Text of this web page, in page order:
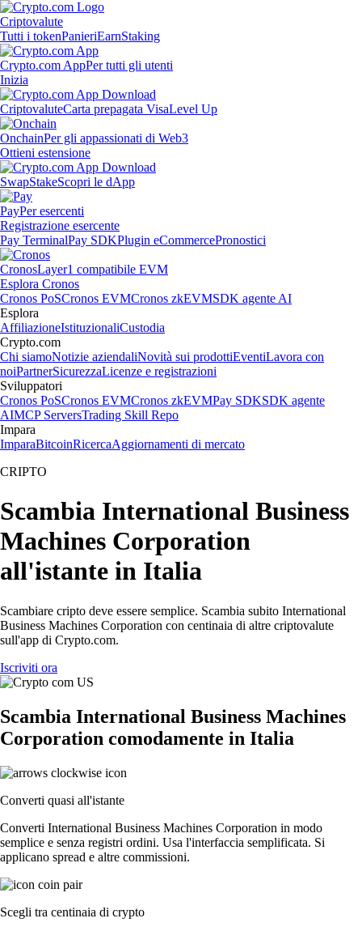
Criptovalute
Tutti i tokenPanieriEarnStaking
Crypto.com AppPer tutti gli utenti
Inizia
CriptovaluteCarta prepagata VisaLevel Up
OnchainPer gli appassionati di Web3
Ottieni estensione
SwapStakeScopri le dApp
PayPer esercenti
Registrazione esercente
Pay TerminalPay SDKPlugin eCommercePronostici
CronosLayer1 compatibile EVM
Esplora Cronos
Cronos PoSCronos EVMCronos zkEVMSDK agente AI
Esplora
AffiliazioneIstituzionaliCustodia
Crypto.com
Chi siamoNotizie aziendaliNovità sui prodottiEventiLavora con
noiPartnerSicurezzaLicenze e registrazioni
Sviluppatori
Cronos PoSCronos EVMCronos zkEVMPay SDKSDK agente
AIMCP ServersTrading Skill Repo
Impara
ImparaBitcoinRicercaAggiornamenti di mercato
CRIPTO
Scambia International Business
Machines Corporation
all'istante in Italia
Scambiare cripto deve essere semplice. Scambia subito International
Business Machines Corporation con centinaia di altre criptovalute
sull'app di Crypto.com.
Iscriviti ora
Scambia International Business Machines
Corporation comodamente in Italia
Converti quasi all'istante
Converti International Business Machines Corporation in modo
semplice e senza registri ordini. Usa l'interfaccia semplificata. Si
applicano spread e altre commissioni.
Scegli tra centinaia di crypto